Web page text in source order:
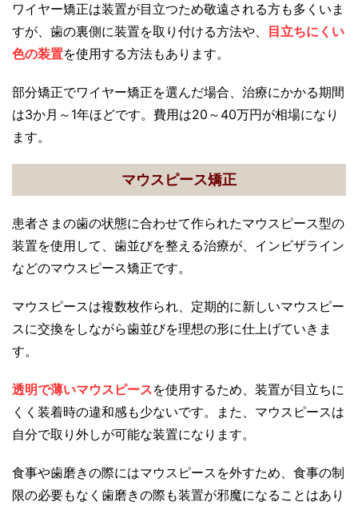
ワイヤー矯正は装置が目立つため敬遠される方も多くいま
すが、歯の裏側に装置を取り付ける方法や、 目立ちにくい
色の装置を使用する方法もあります。
部分矯正でワイヤー矯正を選んだ場合、治療にかかる期間
は3か月～1年ほどです。費用は20～40万円が相場になり
ます。
マウスピース矯正
患者さまの歯の状態に合わせて作られたマウスピース型の
装置を使用して、歯並びを整える治療が、インビザライン
などのマウスピース矯正です。
マウスピースは複数枚作られ、定期的に新しいマウスピー
スに交換をしながら歯並びを理想の形に仕上げていきま
す。
透明で薄いマウスピースを使用するため、装置が目立ちに
くく装着時の違和感も少ないです。また、マウスピースは
自分で取り外しが可能な装置になります。
食事や歯磨きの際にはマウスピースを外すため、食事の制
限の必要もなく歯磨きの際も装置が邪魔になることはあり